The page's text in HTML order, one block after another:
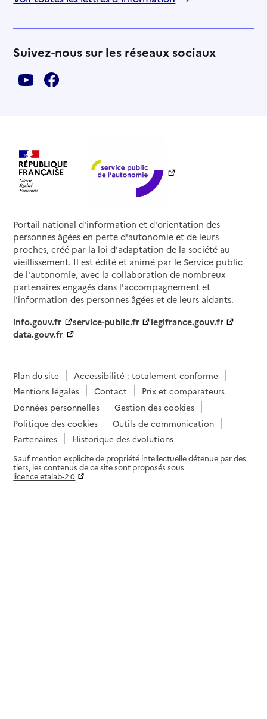
Suivez-nous sur les réseaux sociaux
Portail national d'information et d'orientation des
personnes âgées en perte d'autonomie et de leurs
proches, créé par la loi d'adaptation de la société au
vieillissement. Il est édité et animé par le Service public
de l'autonomie, avec la collaboration de nombreux
partenaires engagés dans l'accompagnement et
l'information des personnes âgées et de leurs aidants.
info.gouv.fr
service-public.fr
legifrance.gouv.fr
data.gouv.fr
Plan du site
Accessibilité : totalement conforme
Mentions légales
Contact
Prix et comparateurs
Données personnelles
Gestion des cookies
Politique des cookies
Outils de communication
Partenaires
Historique des évolutions
Sauf mention explicite de propriété intellectuelle détenue par des
tiers, les contenus de ce site sont proposés sous
licence etalab-2.0